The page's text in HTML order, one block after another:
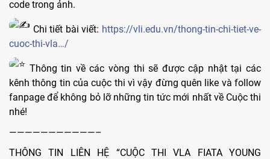
code trong ảnh.
Chi tiết bài viết: https://vli.edu.vn/thong-tin-chi-tiet-ve-
cuoc-thi-vla…/
Thông tin về các vòng thi sẽ được cập nhật tại các
kênh thông tin của cuộc thi vì vậy đừng quên like và follow
fanpage để không bỏ lỡ những tin tức mới nhất về Cuộc thi
nhé!
———————————–
THÔNG TIN LIÊN HỆ “CUỘC THI VLA FIATA YOUNG